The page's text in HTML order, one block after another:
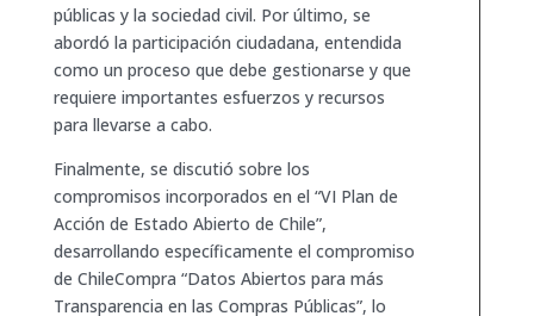
públicas y la sociedad civil. Por último, se
abordó la participación ciudadana, entendida
como un proceso que debe gestionarse y que
requiere importantes esfuerzos y recursos
para llevarse a cabo.
Finalmente, se discutió sobre los
compromisos incorporados en el “VI Plan de
Acción de Estado Abierto de Chile”,
desarrollando específicamente el compromiso
de ChileCompra “Datos Abiertos para más
Transparencia en las Compras Públicas”, lo